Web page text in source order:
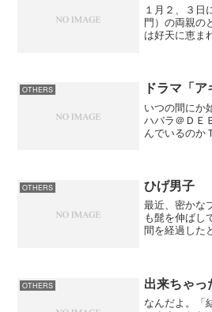
１月２、３日
門）の両親の
は好天に恵ま
の積雪量こ
OTHERS ドラマ「ア
いつの間にか
ハバラ＠ＤＥ
んでいるのか
いでに巷の評
OTHERS ひげ男子
最近、密かな
も髭を伸ばし
間を経過した
ないけど、そ
OTHERS 出来ちゃ
なんだよ。「